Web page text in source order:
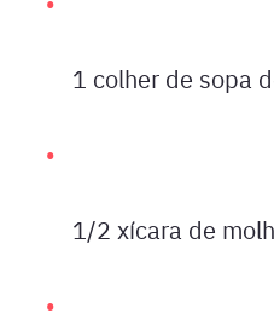
1 colher de sopa
1/2 xícara de